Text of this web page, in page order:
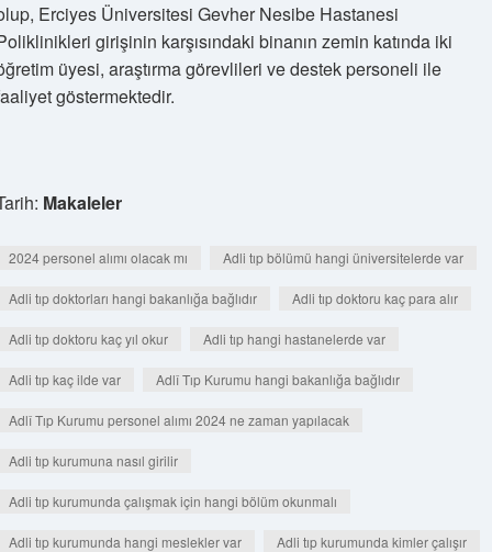
Erciyes Üniversitesi Gevher Nesibe Hastanesi
girişinin karşısındaki binanın zemin katında iki
üyesi, araştırma görevlileri ve destek personeli ile
göstermektedir.
Makaleler
2024 personel alımı olacak mı Adli tıp bölümü hangi üniversitelerde var
Adli tıp doktorları hangi bakanlığa bağlıdır Adli tıp doktoru kaç para alır
Adli tıp doktoru kaç yıl okur Adli tıp hangi hastanelerde var
Adli tıp kaç ilde var Adlî Tıp Kurumu hangi bakanlığa bağlıdır
Adlî Tıp Kurumu personel alımı 2024 ne zaman yapılacak
Adli tıp kurumuna nasıl girilir
Adli tıp kurumunda çalışmak için hangi bölüm okunmalı
Adli tıp kurumunda hangi meslekler var Adli tıp kurumunda kimler çalışır